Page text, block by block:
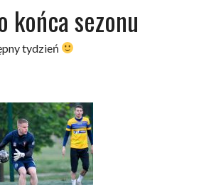
końca sezonu
tydzień